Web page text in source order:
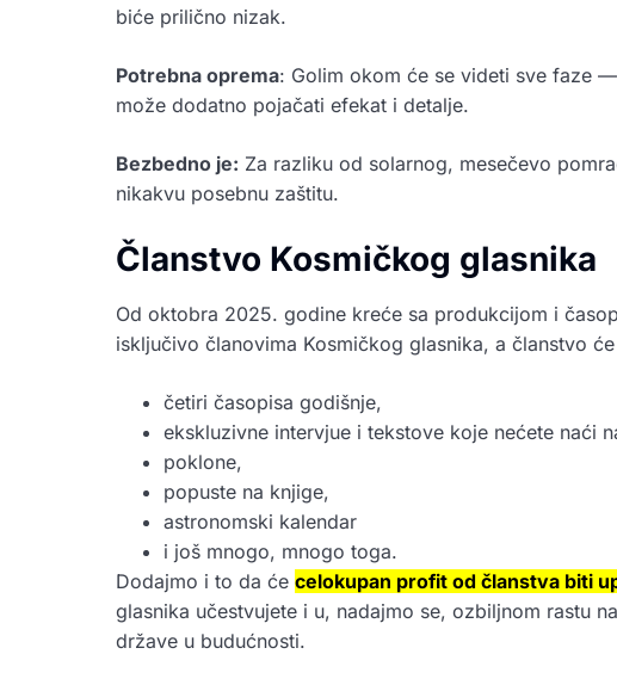
biće prilično nizak.
Potrebna oprema: Golim okom će se videti sve faze
može dodatno pojačati efekat i detalje.
Bezbedno je: Za razliku od solarnog, mesečevo
nikakvu posebnu zaštitu.
Članstvo Kosmičkog glasnika
Od oktobra 2025. godine kreće sa produkcijom i
isključivo članovima Kosmičkog glasnika, a članstvo
četiri časopisa godišnje,
ekskluzivne intervjue i tekstove koje nećete naći
poklone,
popuste na knjige,
astronomski kalendar
i još mnogo, mnogo toga.
Dodajmo i to da će celokupan profit od članstva biti
glasnika učestvujete i u, nadajmo se, ozbiljnom rastu
države u budućnosti.